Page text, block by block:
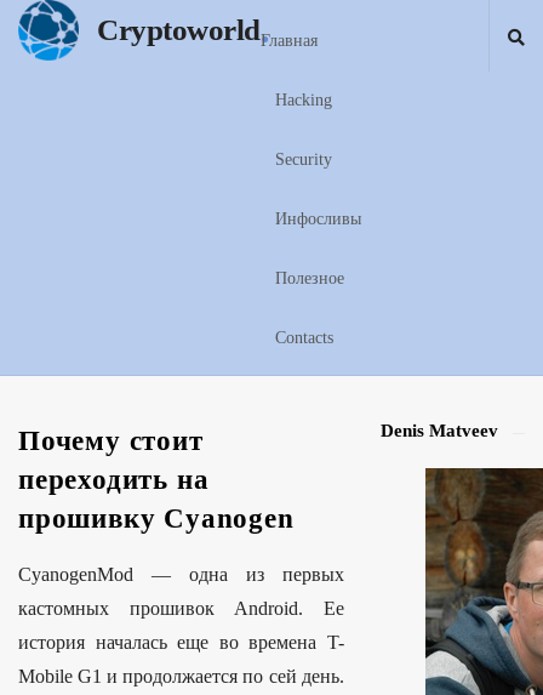
Cryptoworld.
Главная
Hacking
Security
Инфосливы
Полезное
Contacts
Почему стоит
переходить на
прошивку Cyanogen
CyanogenMod — одна из первых
кастомных прошивок Android. Ее
история началась еще во времена T-
Mobile G1 и продолжается по сей день.
S
Denis Matveev